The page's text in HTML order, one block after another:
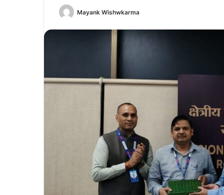
Mayank Wishwkarma